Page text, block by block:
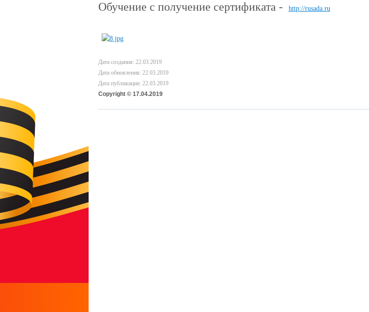
Обучение с получение сертификата - http://rusada.ru
Дата создания: 22.03.2019
Дата обновления: 22.03.2019
Дата публикации: 22.03.2019
Copyright © 17.04.2019